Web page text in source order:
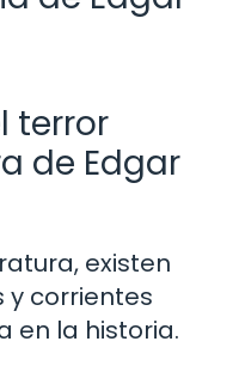
terror
de Edgar
existen
y corrientes
en la historia.